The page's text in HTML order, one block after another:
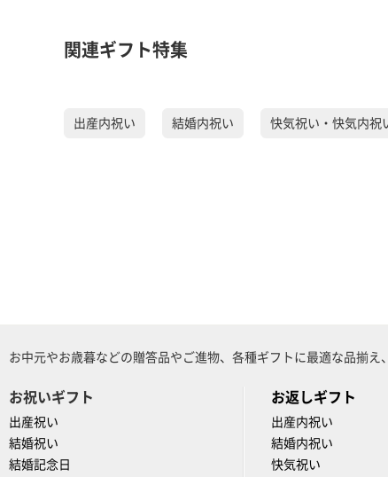
関連ギフト特集
出産内祝い 結婚内祝い 快気祝い・快気内祝
お中元やお歳暮などの贈答品やご進物、各種ギフトに最適な品揃
お祝いギフト
出産祝い
結婚祝い
結婚記念日
お返しギフト
出産内祝い
結婚内祝い
快気祝い